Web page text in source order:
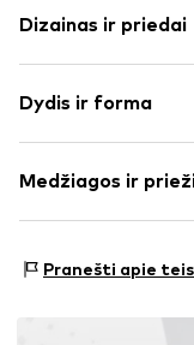
Dizainas ir priedai
Tiesus apvadas
Dygsniai
Plonas pamušalas
Dydis ir forma
Pritaikomumas:
Medžiagos ir
Pamušalas ir
Pranešti apie